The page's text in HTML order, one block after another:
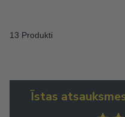
13 Produkti
Īstas